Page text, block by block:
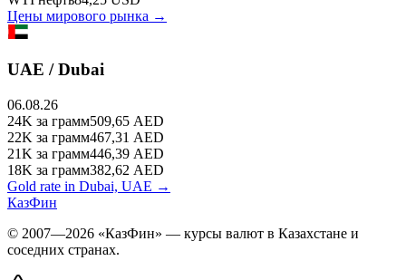
Цены мирового рынка →
UAE / Dubai
06.08.26
24K за грамм509,65 AED
22K за грамм467,31 AED
21K за грамм446,39 AED
18K за грамм382,62 AED
Gold rate in Dubai, UAE →
КазФин
© 2007—2026 «КазФин» — курсы валют в Казахстане и
соседних странах.